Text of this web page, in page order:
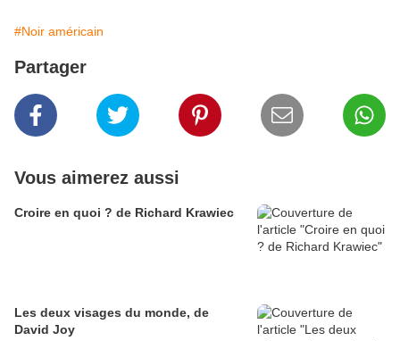
#Noir américain
Partager
Vous aimerez aussi
Croire en quoi ? de Richard Krawiec
Les deux visages du monde, de
David Joy